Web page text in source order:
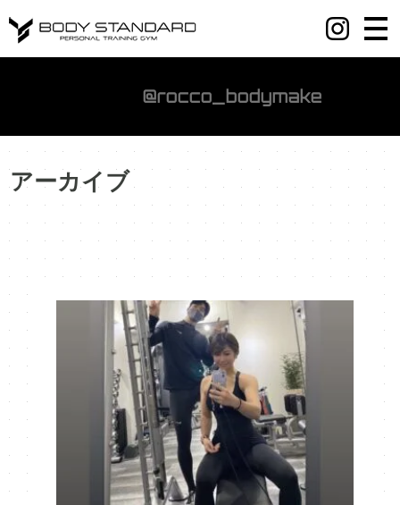
@rocco_bodymake
アーカイブ